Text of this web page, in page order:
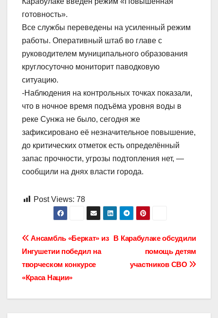
готовность».
Все службы переведены на усиленный режим
работы. Оперативный штаб во главе с
руководителем муниципального образования
круглосуточно мониторит паводковую
ситуацию.
-Наблюдения на контрольных точках показали,
что в ночное время подъëма уровня воды в
реке Сунжа не было, сегодня же
зафиксировано еë незначительное повышение,
до критических отметок есть определëнный
запас прочности, угрозы подтопления нет, —
сообщили на днях власти города.
Post Views: 78
Навигация
по
записям
В Карабулаке обсудили
помощь детям
участников СВО
Ансамбль «Беркат» из
Ингушетии победил на
творческом конкурсе
«Краса Нации»